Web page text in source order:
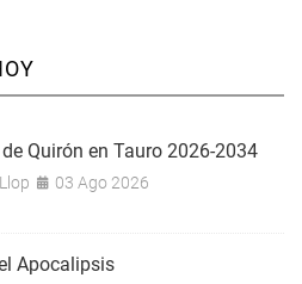
Quirón en Tauro 2026-2034
03 Ago 2026
Apocalipsis